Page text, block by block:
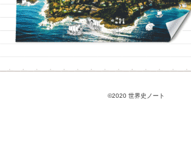
©2020 世界史ノート